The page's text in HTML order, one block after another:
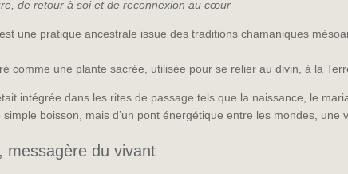
de retour à soi et de reconnexion au cœur
une pratique ancestrale issue des traditions chamaniques
comme une plante sacrée, utilisée pour se relier au divin, à la
intégrée dans les rites de passage tels que la naissance, le
simple boisson, mais d’un pont énergétique entre les mondes, une
messagère du vivant